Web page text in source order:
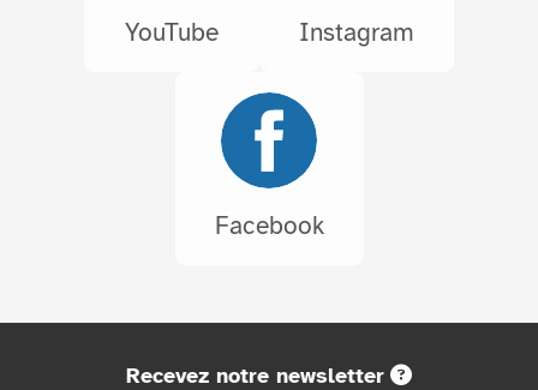
YouTube Instagram
Facebook
Recevez notre newsletter